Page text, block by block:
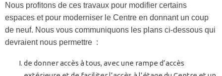
Nous profitons de ces travaux pour modifier certains
espaces et pour moderniser le Centre en donnant un coup
de neuf. Nous vous communiquons les plans ci-dessous qui
devraient nous permettre :
de donner accès à tous, avec une rampe d’accès